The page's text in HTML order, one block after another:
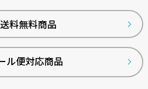
送料無料商品
ル便対応商品
ップ
へ